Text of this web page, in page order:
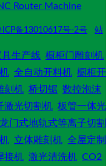
Router Machine
ICP备13010617号-2号
站
生产线 橱柜门雕刻机
全自动开料机 橱柜开
刻机 桥切锯 数控泡沫
激光切割机 板管一体光
龙门式地轨式等离子切割
立体雕刻机 全屋定制
接机 激光清洗机 CO2